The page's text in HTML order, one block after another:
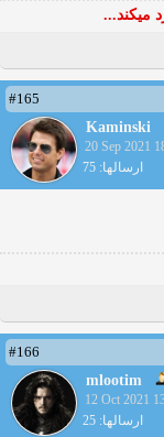
میکند...
#165
Kaminski
20 Sep 2021
ارسالها: 75
#166
mlootim
12 Oct 2021
ارسالها: 25